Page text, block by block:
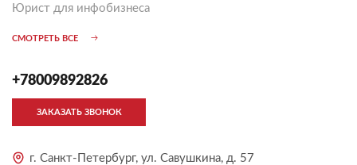
Юрист для инфобизнеса
СМОТРЕТЬ ВСЕ
+78009892826
ЗАКАЗАТЬ ЗВОНОК
г. Санкт-Петербург, ул. Савушкина, д. 57